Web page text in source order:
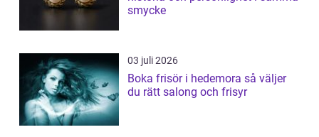
smycke
03 juli 2026
Boka frisör i hedemora så väljer
du rätt salong och frisyr